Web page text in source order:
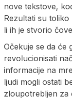
nove tekstove,
Rezultati su toliko
li ih je stvorio
Očekuje se da će
revolucionisati
informacije na
ljudi mogli ostati
zloupotrebljen za